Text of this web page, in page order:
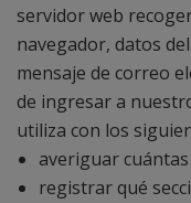
servidor web
navegador, datos
mensaje de correo
de ingresar a
utiliza con los
averiguar
registrar qué